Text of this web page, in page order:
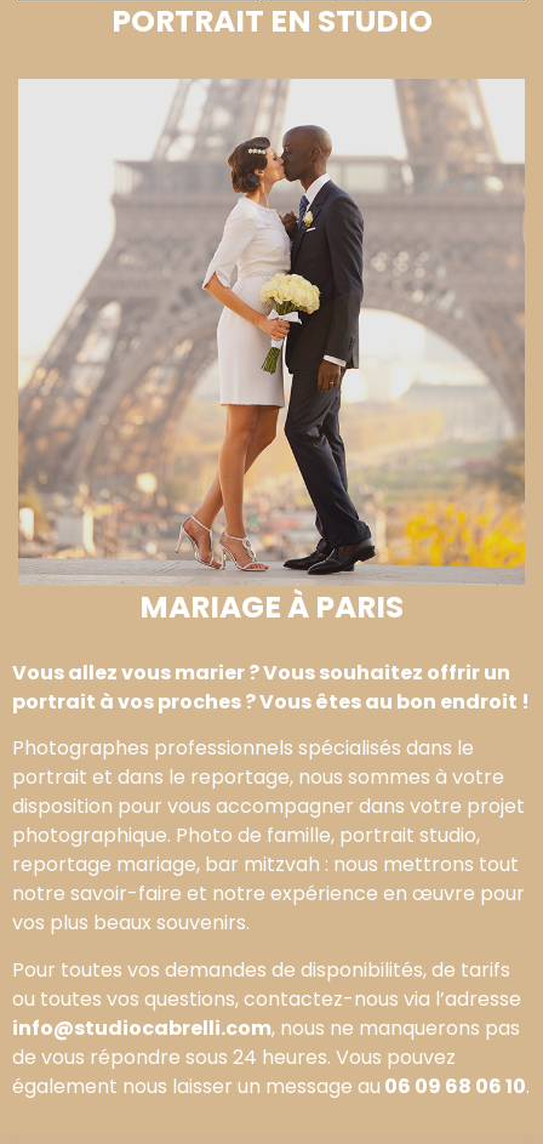
PORTRAIT EN STUDIO
MARIAGE À PARIS
Vous allez vous marier ? Vous souhaitez offrir un
portrait à vos proches ? Vous êtes au bon endroit !
Photographes professionnels spécialisés dans le
portrait et dans le reportage, nous sommes à votre
disposition pour vous accompagner dans votre projet
photographique. Photo de famille, portrait studio,
reportage mariage, bar mitzvah : nous mettrons tout
notre savoir-faire et notre expérience en œuvre pour
vos plus beaux souvenirs.
Pour toutes vos demandes de disponibilités, de tarifs
ou toutes vos questions, contactez-nous via l’adresse
info@studiocabrelli.com, nous ne manquerons pas
de vous répondre sous 24 heures. Vous pouvez
également nous laisser un message au 06 09 68 06 10.